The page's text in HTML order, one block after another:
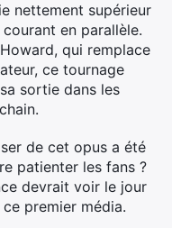
nettement supérieur
en parallèle.
qui remplace
ce tournage
sortie dans les
de cet opus a été
patienter les fans ?
devrait voir le jour
premier média.